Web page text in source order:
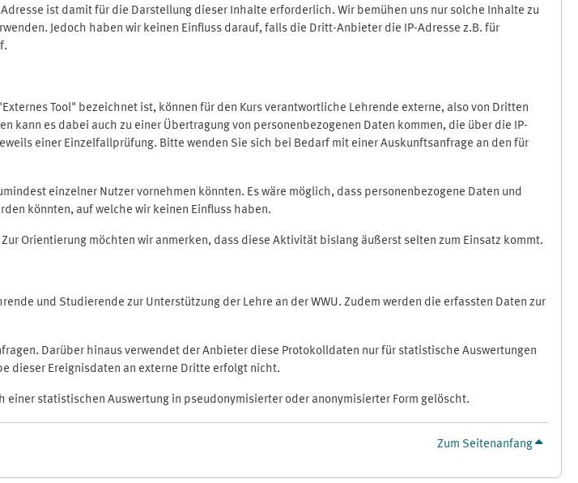
ist damit für die Darstellung dieser Inhalte erforderlich. Wir bemühen uns nur solche Inhalte zu
Jedoch haben wir keinen Einfluss darauf, falls die Dritt-Anbieter die IP-Adresse z.B. für
Tool" bezeichnet ist, können für den Kurs verantwortliche Lehrende externe, also von Dritten
es dabei auch zu einer Übertragung von personenbezogenen Daten kommen, die über die IP-
einer Einzelfallprüfung. Bitte wenden Sie sich bei Bedarf mit einer Auskunftsanfrage an den für
einzelner Nutzer vornehmen könnten. Es wäre möglich, dass personenbezogene Daten und
könnten, auf welche wir keinen Einfluss haben.
Orientierung möchten wir anmerken, dass diese Aktivität bislang äußerst selten zum Einsatz kommt.
und Studierende zur Unterstützung der Lehre an der WWU. Zudem werden die erfassten Daten zur
Darüber hinaus verwendet der Anbieter diese Protokolldaten nur für statistische Auswertungen
dieser Ereignisdaten an externe Dritte erfolgt nicht.
einer statistischen Auswertung in pseudonymisierter oder anonymisierter Form gelöscht.
Zum Seitenanfang